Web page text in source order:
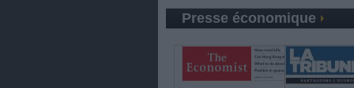
Presse économique